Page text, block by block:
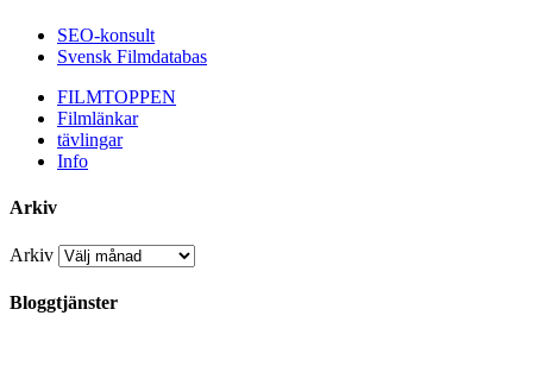
SEO-konsult
Svensk Filmdatabas
FILMTOPPEN
Filmlänkar
tävlingar
Info
Arkiv
Arkiv
Bloggtjänster